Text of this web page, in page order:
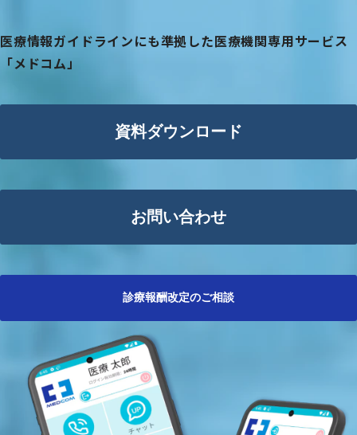
医療情報ガイドラインにも準拠した医療機関専用サービス
「メドコム」
資料ダウンロード
お問い合わせ
診療報酬改定のご相談